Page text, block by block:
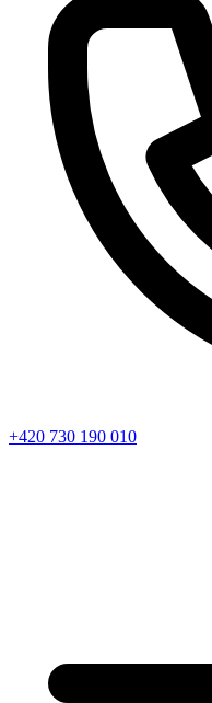
+420 730 190 010